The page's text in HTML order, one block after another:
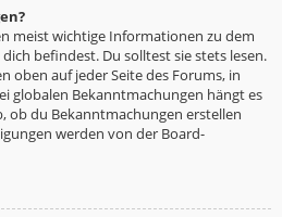
meist wichtige Informationen zu dem
befindest. Du solltest sie stets lesen.
oben auf jeder Seite des Forums, in
globalen Bekanntmachungen hängt es
ob du Bekanntmachungen erstellen
werden von der Board-